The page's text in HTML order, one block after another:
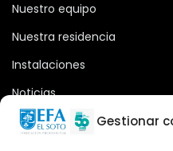
Gestionar
Nuestro equipo
Nuestra residencia
Instalaciones
Noticias
Oferta formativa